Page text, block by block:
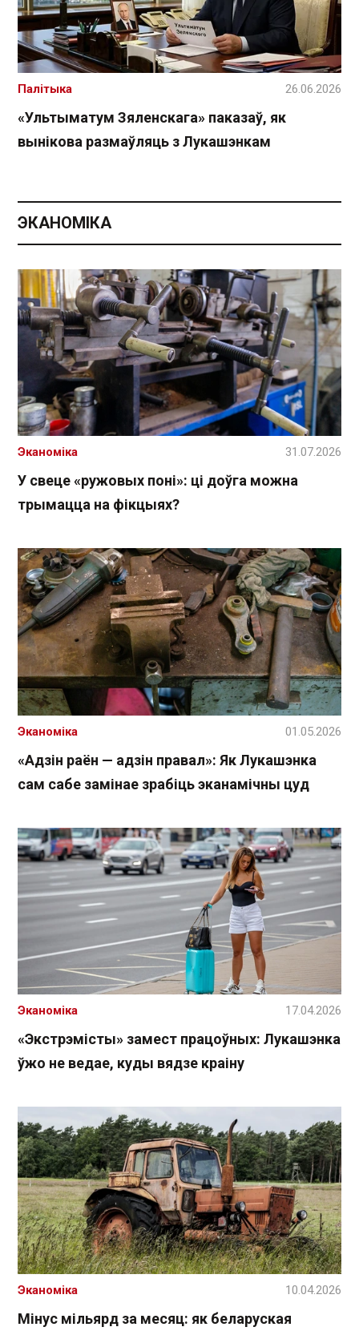
«Ультыматум Зяленскага» паказаў, як
вынікова размаўляць з Лукашэнкам
Палітыка 26.06.2026
ЭКАНОМІКА
У свеце «ружовых поні»: ці доўга можна
трымацца на фікцыях?
Эканоміка 31.07.2026
«Адзін раён — адзін правал»: Як Лукашэнка
сам сабе замінае зрабіць эканамічны цуд
Эканоміка 01.05.2026
«Экстрэмісты» замест працоўных: Лукашэнка
ўжо не ведае, куды вядзе краіну
Эканоміка 17.04.2026
Мінус мільярд за месяц: як беларуская
Эканоміка 10.04.2026